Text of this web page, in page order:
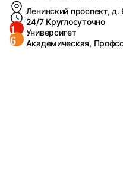
Ленинский проспект, д.
24/7 Круглосуточно
1 Университет
6 Академическая,